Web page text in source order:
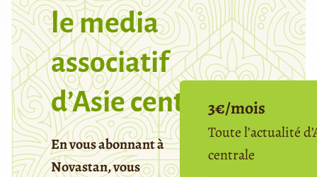
le media
associatif
d’Asie centrale
En vous abonnant à
Novastan, vous
3€/mois
Toute l’actualité
centrale